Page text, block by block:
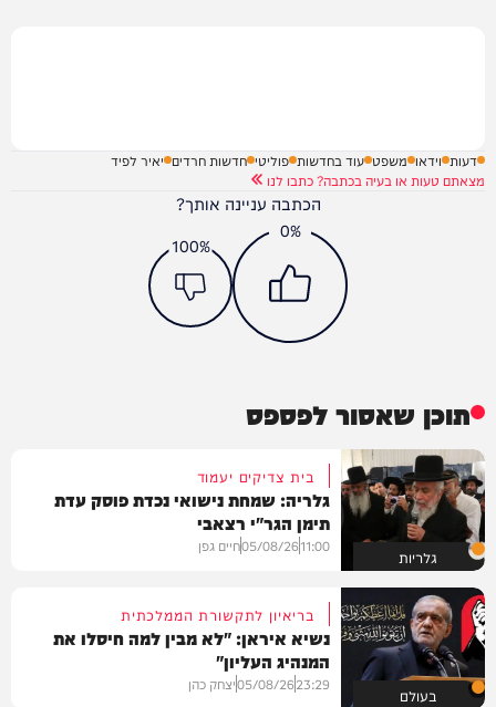
דעות וידאו משפט עוד בחדשות פוליטי חדשות חרדים יאיר לפיד
מצאתם טעות או בעיה בכתבה? כתבו לנו
הכתבה עניינה אותך?
0%
100%
תוכן שאסור לפספס
גלריות
בית צדיקים יעמוד
גלריה: שמחת נישואי נכדת פוסק עדת
תימן הגר"י רצאבי
11:00
05/08/26חיים גפן
בעולם
בריאיון לתקשורת הממלכתית
נשיא איראן: "לא מבין למה חיסלו את
המנהיג העליון"
23:29
05/08/26יצחק כהן